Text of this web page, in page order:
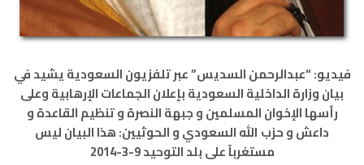
فيديو: “عبدالرحمن السديس” عبر تلفزيون السعودية يشيد في
بيان وزارة الداخلية السعودية بإعلان الجماعات الإرهابية وعلى
رأسها الإخوان المسلمين و جبهة النصرة و تنظيم القاعدة و
داعش و حزب الله السعودي و الحوثيين: هذا البيان ليس
مستغرباً على بلد التوحيد 9-3-2014